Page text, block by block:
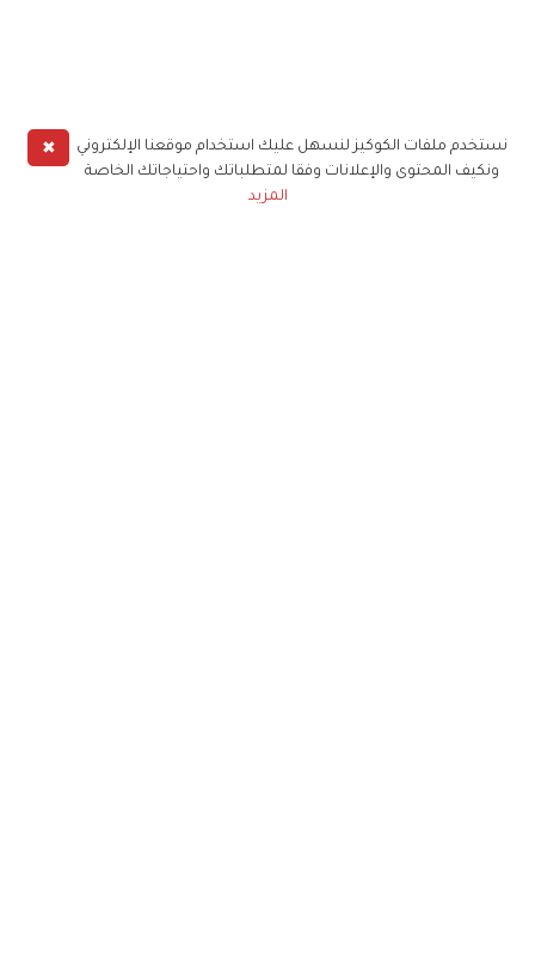
✖
نستخدم ملفات الكوكيز لنسهل عليك استخدام موقعنا الإلكتروني
ونكيف المحتوى والإعلانات وفقا لمتطلباتك واحتياجاتك الخاصة
المزيد